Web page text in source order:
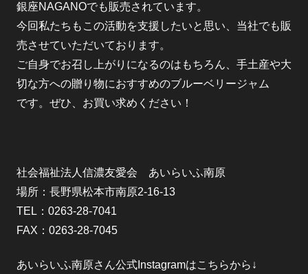
銀座NAGANOでも販売されています。
今回私たちもこの活動を支援したいと思い、当社でも販
売させていただいております。
ご自身でお召し上がりになるのはもちろん、手土産や大
切な方への贈り物におすすめのブルーベリージャム
です。ぜひ、お買い求めください！
社会福祉法人信濃友愛会 あいらいふ南原
場所：長野県松本市南原2-16-13
TEL：0263-28-7041
FAX：0263-28-7045
あいらいふ南原さん公式Instagramはこちらから↓